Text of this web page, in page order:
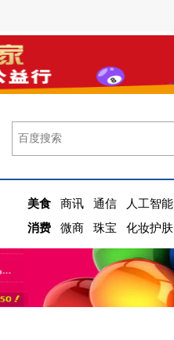
美食 商讯 通信 人工智能
消费
微商 珠宝 化妆护肤